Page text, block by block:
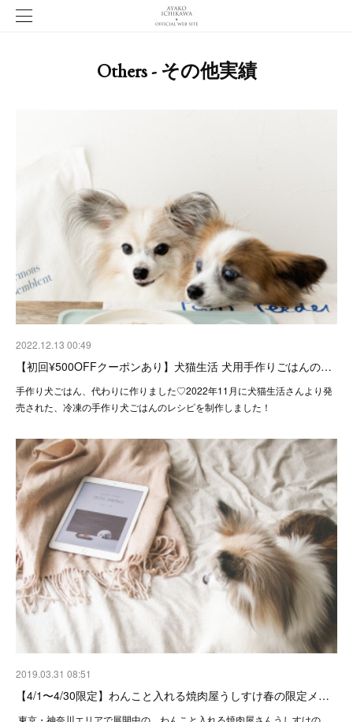
Others - その他実績
2022.12.13 00:49
【初回¥500OFFクーポンあり】犬猫生活 犬用手作りごはんの…
手作り犬ごはん、代わりに作りました♡2022年11月に犬猫生活さんより発
売された、冷凍の手作り犬ごはんのレシピを制作しました！
2019.03.31 08:51
【4/1〜4/30限定】わんこと入れる焼肉屋うしすけ春の限定メ…